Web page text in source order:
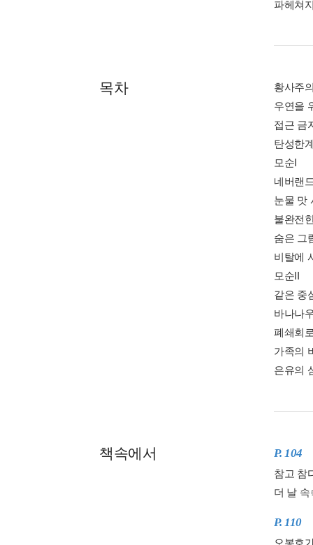
파헤쳐
목차
황사주
우연을
접근 금
탄성한
모순I
네버랜
눈물 맛
불완전
숨은 그
비탈에
모순II
같은 중
바나나
폐쇄회
가족의
은유의
책속에서 P. 104
참고 참
더 날
P. 110
오봉호